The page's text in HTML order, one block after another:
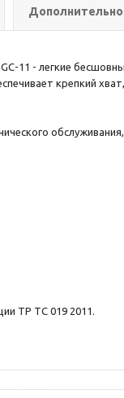
Дополнительно
11 - легкие
крепкий
ТР ТС 019 2011.